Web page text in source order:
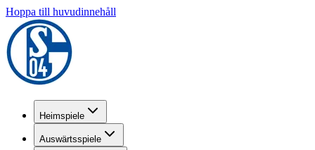
Hoppa till huvudinnehåll
Heimspiele
Auswärtsspiele